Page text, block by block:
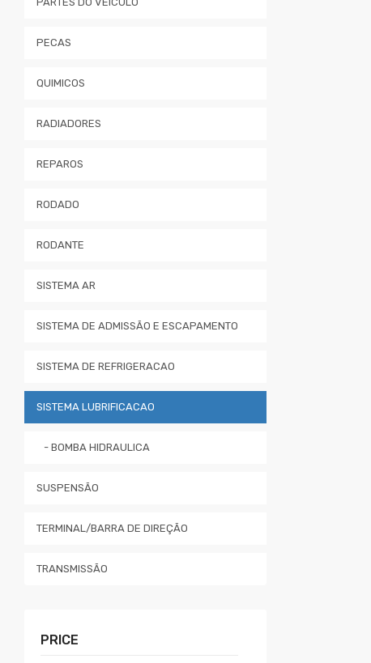
PRICE
PECAS
QUIMICOS
RADIADORES
REPAROS
RODADO
RODANTE
SISTEMA AR
SISTEMA DE ADMISSÃO E ESCAPAMENTO
SISTEMA DE REFRIGERACAO
SISTEMA LUBRIFICACAO
- BOMBA HIDRAULICA
SUSPENSÃO
TERMINAL/BARRA DE DIREÇÃO
TRANSMISSÃO